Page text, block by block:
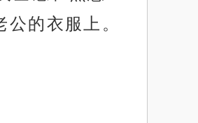
的衣服上。